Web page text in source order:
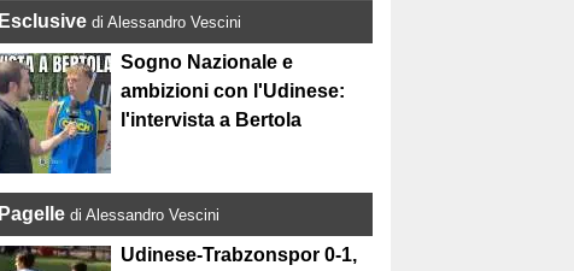
Esclusive di Alessandro Vescini
Sogno Nazionale e
ambizioni con l'Udinese:
l'intervista a Bertola
Pagelle di Alessandro Vescini
Udinese-Trabzonspor 0-1,